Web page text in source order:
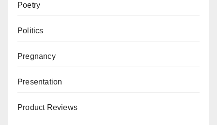
Poetry
Politics
Pregnancy
Presentation
Product Reviews